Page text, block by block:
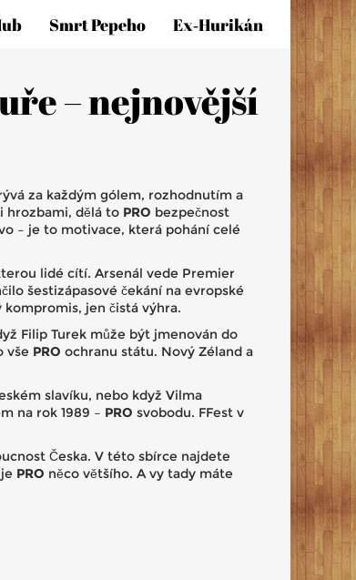
Smrt Pepeho Ex‑hurikán
– nejnovější
za každým gólem, rozhodnutím a
hrozbami, dělá to PRO bezpečnost
– je to motivace, která pohání celé
lidé cítí. Arsenál vede Premier
šestizápasové čekání na evropské
jen čistá výhra.
Filip Turek může být jmenován do
vše PRO ochranu státu. Nový Zéland a
slavíku, nebo když Vilma
na rok 1989 – PRO svobodu. FFest v
Česka. V této sbírce najdete
PRO něco většího. A vy tady máte